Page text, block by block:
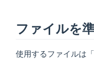
ファイルを
使用するファイルは